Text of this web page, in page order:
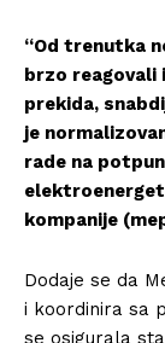
“Od trenutka
brzo reagovali
prekida,
je
rade na
kompanije
Dodaje se da
i koordinira sa
se osigurala